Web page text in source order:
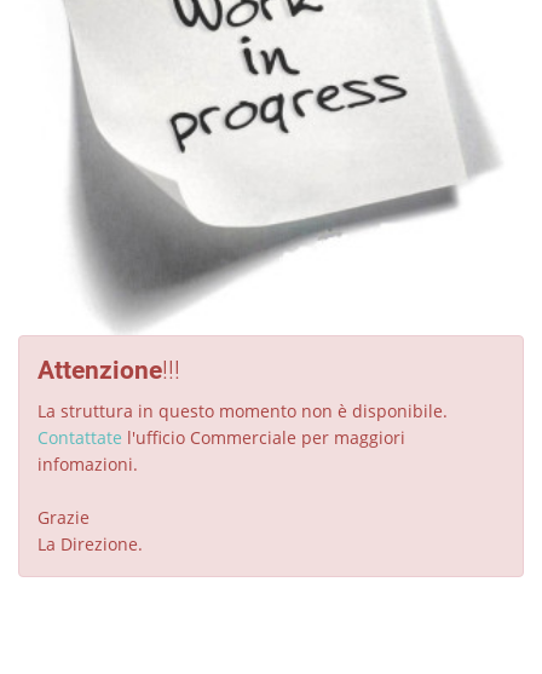
Attenzione!!!
La struttura in questo momento non è disponibile.
Contattate l'ufficio Commerciale per maggiori
infomazioni.
Grazie
La Direzione.